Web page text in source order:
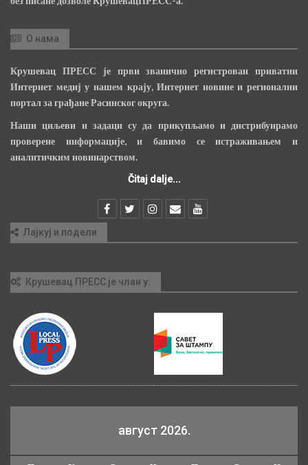
О нама
Крушевац ПРЕСС је први званично регистрован приватни
Интернет медиј у нашем крају, Интернет новине и регионални
портал за грађане Расинског округа.
Наши циљеви и задаци су да прикупљамо и дистрибуирамо
проверене информације, и бавимо се истраживањем и
аналитичким новинарством.
Čitaj dalje...
Лајкуј и подели
Крушевац ПРЕСС је члан у:
август 2026.